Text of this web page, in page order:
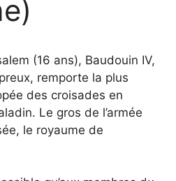
(16 ans), Baudouin IV,
remporte la plus
des croisades en
Le gros de l’armée
le royaume de